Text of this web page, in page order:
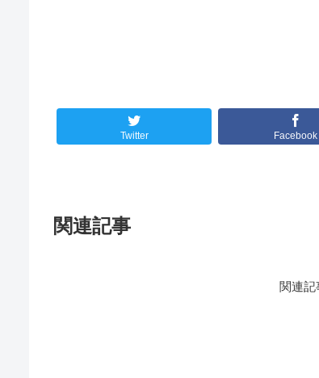
Twitter Facebook
関連記事
関連記